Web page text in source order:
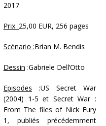
2017
Prix :25,00 EUR, 256 pages
Scénario :Brian M. Bendis
Dessin :Gabriele Dell’Otto
Episodes :US Secret War
(2004) 1-5 et Secret War :
From The files of Nick Fury
1, publiés précédemment